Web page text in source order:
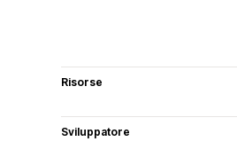
Risorse
Sviluppatore